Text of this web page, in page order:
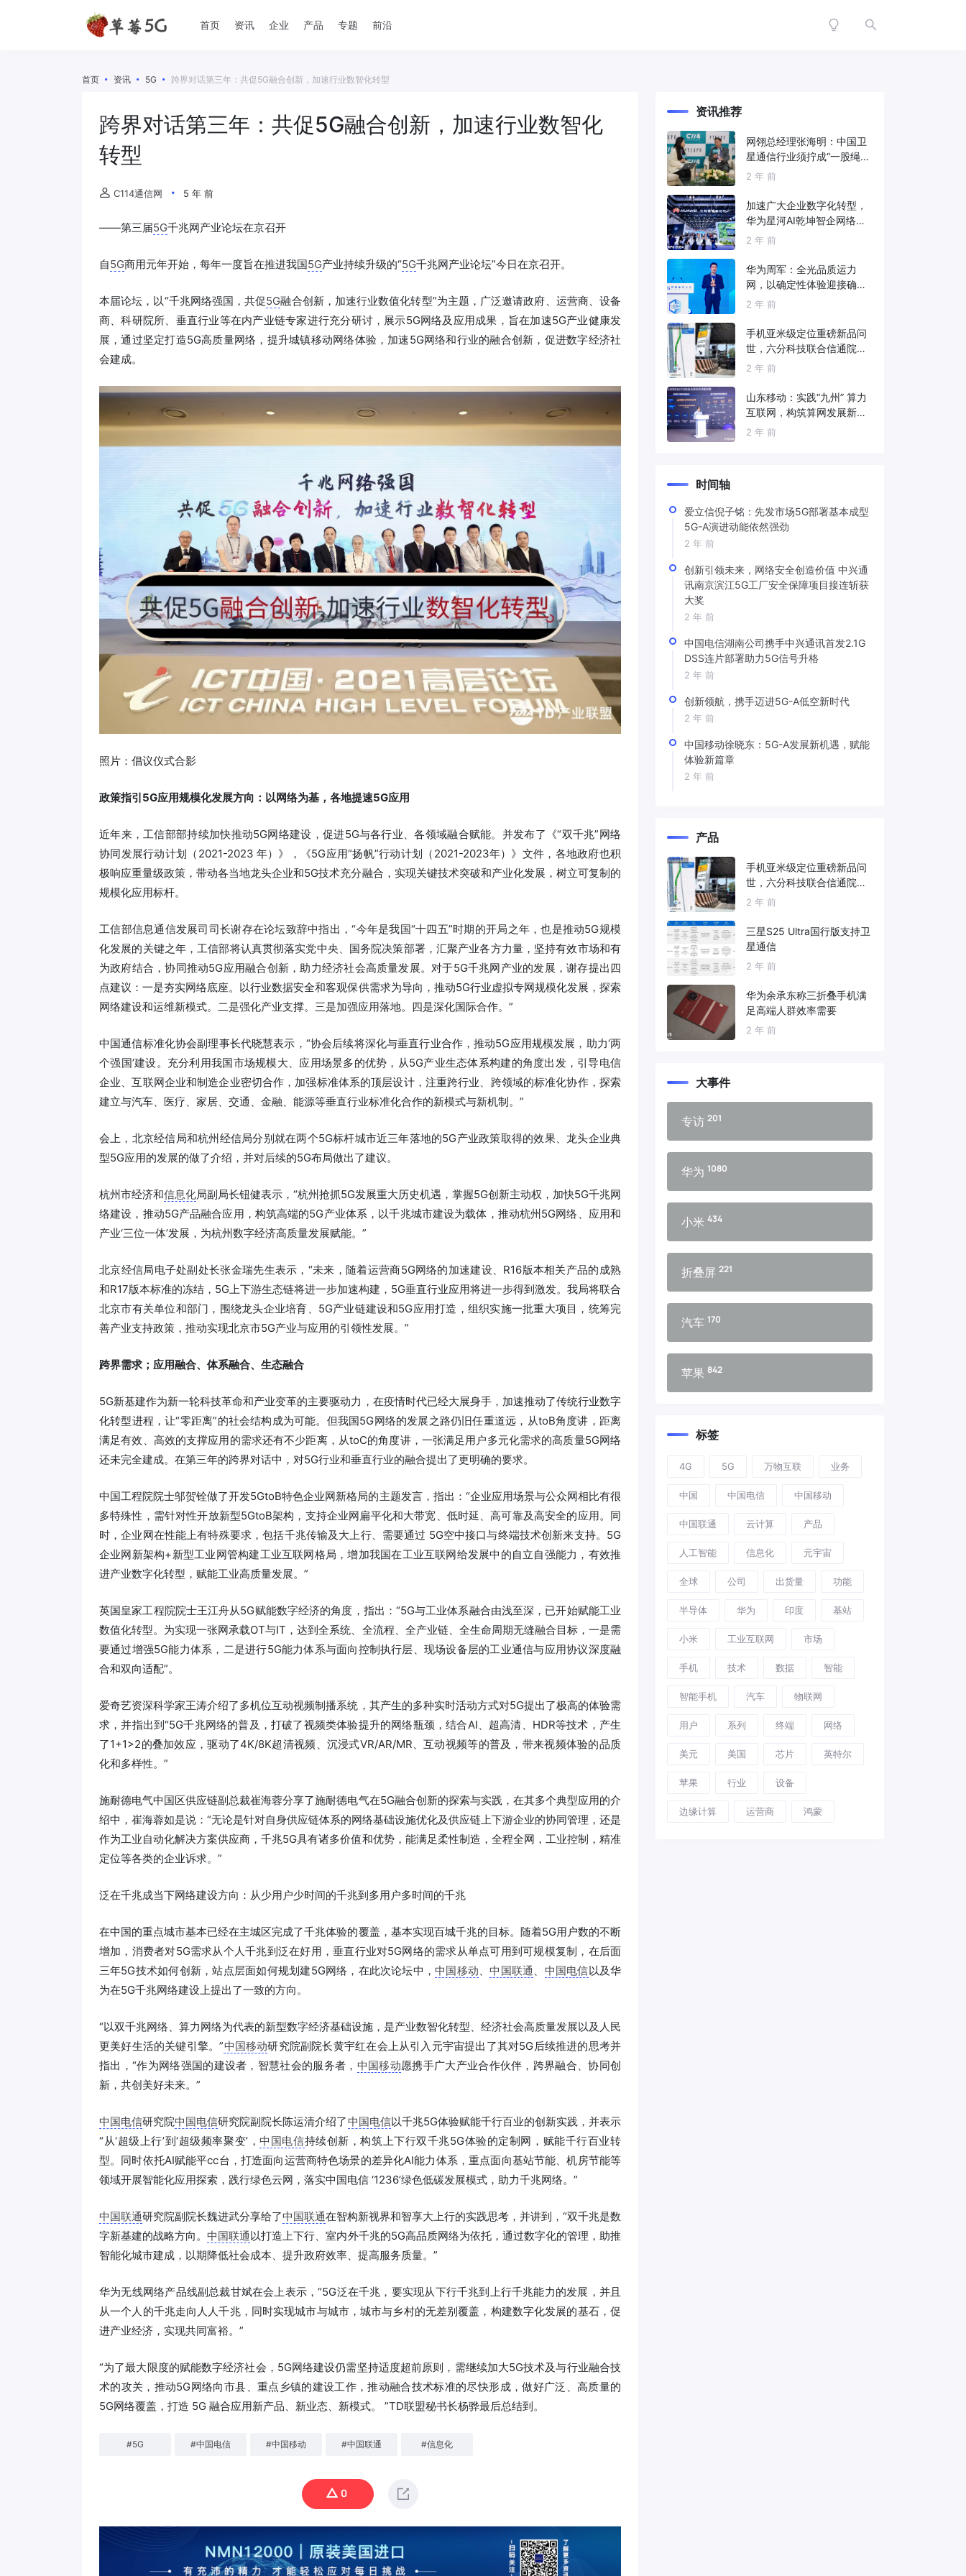
首页 资讯 企业 产品 专题 前沿
首页 资讯 5G 跨界对话第三年：共促5G融合创新，加速行业数智化转型
跨界对话第三年：共促5G融合创新，加速行业数智化
转型
C114通信网 5 年 前
——第三届5G千兆网产业论坛在京召开
自5G商用元年开始，每年一度旨在推进我国5G产业持续升级的“5G千兆网产业论坛”今日在京召开。
本届论坛，以“千兆网络强国，共促5G融合创新，加速行业数值化转型”为主题，广泛邀请政府、运营商、设备
商、科研院所、垂直行业等在内产业链专家进行充分研讨，展示5G网络及应用成果，旨在加速5G产业健康发
展，通过坚定打造5G高质量网络，提升城镇移动网络体验，加速5G网络和行业的融合创新，促进数字经济社
会建成。
照片：倡议仪式合影
政策指引5G应用规模化发展方向：以网络为基，各地提速5G应用
近年来，工信部部持续加快推动5G网络建设，促进5G与各行业、各领域融合赋能。并发布了《“双千兆”网络
协同发展行动计划（2021-2023 年）》，《5G应用“扬帆”行动计划（2021-2023年）》文件，各地政府也积
极响应重量级政策，带动各当地龙头企业和5G技术充分融合，实现关键技术突破和产业化发展，树立可复制的
规模化应用标杆。
工信部信息通信发展司司长谢存在论坛致辞中指出，“今年是我国“十四五”时期的开局之年，也是推动5G规模
化发展的关键之年，工信部将认真贯彻落实党中央、国务院决策部署，汇聚产业各方力量，坚持有效市场和有
为政府结合，协同推动5G应用融合创新，助力经济社会高质量发展。对于5G千兆网产业的发展，谢存提出四
点建议：一是夯实网络底座。以行业数据安全和客观保供需求为导向，推动5G行业虚拟专网规模化发展，探索
网络建设和运维新模式。二是强化产业支撑。三是加强应用落地。四是深化国际合作。”
中国通信标准化协会副理事长代晓慧表示，“协会后续将深化与垂直行业合作，推动5G应用规模发展，助力‘两
个强国’建设。充分利用我国市场规模大、应用场景多的优势，从5G产业生态体系构建的角度出发，引导电信
企业、互联网企业和制造企业密切合作，加强标准体系的顶层设计，注重跨行业、跨领域的标准化协作，探索
建立与汽车、医疗、家居、交通、金融、能源等垂直行业标准化合作的新模式与新机制。”
会上，北京经信局和杭州经信局分别就在两个5G标杆城市近三年落地的5G产业政策取得的效果、龙头企业典
型5G应用的发展的做了介绍，并对后续的5G布局做出了建议。
杭州市经济和信息化局副局长钮健表示，“杭州抢抓5G发展重大历史机遇，掌握5G创新主动权，加快5G千兆网
络建设，推动5G产品融合应用，构筑高端的5G产业体系，以千兆城市建设为载体，推动杭州5G网络、应用和
产业‘三位一体’发展，为杭州数字经济高质量发展赋能。”
北京经信局电子处副处长张金瑞先生表示，“未来，随着运营商5G网络的加速建设、R16版本相关产品的成熟
和R17版本标准的冻结，5G上下游生态链将进一步加速构建，5G垂直行业应用将进一步得到激发。我局将联合
北京市有关单位和部门，围绕龙头企业培育、5G产业链建设和5G应用打造，组织实施一批重大项目，统筹完
善产业支持政策，推动实现北京市5G产业与应用的引领性发展。”
跨界需求；应用融合、体系融合、生态融合
5G新基建作为新一轮科技革命和产业变革的主要驱动力，在疫情时代已经大展身手，加速推动了传统行业数字
化转型进程，让“零距离”的社会结构成为可能。但我国5G网络的发展之路仍旧任重道远，从toB角度讲，距离
满足有效、高效的支撑应用的需求还有不少距离，从toC的角度讲，一张满足用户多元化需求的高质量5G网络
还未完全建成。在第三年的跨界对话中，对5G行业和垂直行业的融合提出了更明确的要求。
中国工程院院士邬贺铨做了开发5GtoB特色企业网新格局的主题发言，指出：“企业应用场景与公众网相比有很
多特殊性，需针对性开放新型5GtoB架构，支持企业网扁平化和大带宽、低时延、高可靠及高安全的应用。同
时，企业网在性能上有特殊要求，包括千兆传输及大上行、需要通过 5G空中接口与终端技术创新来支持。5G
企业网新架构+新型工业网管构建工业互联网格局，增加我国在工业互联网给发展中的自立自强能力，有效推
进产业数字化转型，赋能工业高质量发展。”
英国皇家工程院院士王江舟从5G赋能数字经济的角度，指出：“5G与工业体系融合由浅至深，已开始赋能工业
数值化转型。为实现一张网承载OT与IT，达到全系统、全流程、全产业链、全生命周期无缝融合目标，一是需
要通过增强5G能力体系，二是进行5G能力体系与面向控制执行层、现场设备层的工业通信与应用协议深度融
合和双向适配”。
爱奇艺资深科学家王涛介绍了多机位互动视频制播系统，其产生的多种实时活动方式对5G提出了极高的体验需
求，并指出到“5G千兆网络的普及，打破了视频类体验提升的网络瓶颈，结合AI、超高清、HDR等技术，产生
了1+1>2的叠加效应，驱动了4K/8K超清视频、沉浸式VR/AR/MR、互动视频等的普及，带来视频体验的品质
化和多样性。”
施耐德电气中国区供应链副总裁崔海蓉分享了施耐德电气在5G融合创新的探索与实践，在其多个典型应用的介
绍中，崔海蓉如是说：“无论是针对自身供应链体系的网络基础设施优化及供应链上下游企业的协同管理，还是
作为工业自动化解决方案供应商，千兆5G具有诸多价值和优势，能满足柔性制造，全程全网，工业控制，精准
定位等各类的企业诉求。”
泛在千兆成当下网络建设方向：从少用户少时间的千兆到多用户多时间的千兆
在中国的重点城市基本已经在主城区完成了千兆体验的覆盖，基本实现百城千兆的目标。随着5G用户数的不断
增加，消费者对5G需求从个人千兆到泛在好用，垂直行业对5G网络的需求从单点可用到可规模复制，在后面
三年5G技术如何创新，站点层面如何规划建5G网络，在此次论坛中，中国移动、中国联通 、 中国电信以及华
为在5G千兆网络建设上提出了一致的方向。
“以双千兆网络、算力网络为代表的新型数字经济基础设施，是产业数智化转型、经济社会高质量发展以及人民
更美好生活的关键引擎。”中国移动研究院副院长黄宇红在会上从引入元宇宙提出了其对5G后续推进的思考并
指出，“作为网络强国的建设者，智慧社会的服务者， 中国移动愿携手广大产业合作伙伴，跨界融合、协同创
新，共创美好未来。”
中国电信研究院中国电信研究院副院长陈运清介绍了中国电信以千兆5G体验赋能千行百业的创新实践，并表示
“从‘超级上行’到‘超级频率聚变’，中国电信持续创新，构筑上下行双千兆5G体验的定制网，赋能千行百业转
型。同时依托AI赋能平cc台，打造面向运营商特色场景的差异化AI能力体系，重点面向基站节能、机房节能等
领域开展智能化应用探索，践行绿色云网，落实中国电信 ‘1236’绿色低碳发展模式，助力千兆网络。”
中国联通研究院副院长魏进武分享给了中国联通在智构新视界和智享大上行的实践思考，并讲到，“双千兆是数
字新基建的战略方向。中国联通以打造上下行、室内外千兆的5G高品质网络为依托，通过数字化的管理，助推
智能化城市建成，以期降低社会成本、提升政府效率、提高服务质量。”
华为无线网络产品线副总裁甘斌在会上表示，“5G泛在千兆，要实现从下行千兆到上行千兆能力的发展，并且
从一个人的千兆走向人人千兆，同时实现城市与城市，城市与乡村的无差别覆盖，构建数字化发展的基石，促
进产业经济，实现共同富裕。”
“为了最大限度的赋能数字经济社会，5G网络建设仍需坚持适度超前原则，需继续加大5G技术及与行业融合技
术的攻关，推动5G网络向市县、重点乡镇的建设工作，推动融合技术标准的尽快形成，做好广泛、高质量的
5G网络覆盖，打造 5G 融合应用新产品、新业态、新模式。 ”TD联盟秘书长杨骅最后总结到。
#5G #中国电信 #中国移动 #中国联通 #信息化
0
资讯推荐
网翎总经理张海明：中国卫
星通信行业须拧成“一股绳”
共同打造垂直产业链
2 年 前
加速广大企业数字化转型，
华为星河AI乾坤智企网络解
决方案亮相2024中国国际信
2 年 前
华为周军：全光品质运力
网，以确定性体验迎接确定
性的智能时代
2 年 前
手机亚米级定位重磅新品问
世，六分科技联合信通院发
布免费服务
2 年 前
山东移动：实践“九州” 算力
互联网，构筑算网发展新底
座
2 年 前
时间轴
爱立信倪子铭：先发市场5G部署基本成型
5G-A演进动能依然强劲
2 年 前
创新引领未来，网络安全创造价值 中兴通
讯南京滨江5G工厂安全保障项目接连斩获
大奖
2 年 前
中国电信湖南公司携手中兴通讯首发2.1G
DSS连片部署助力5G信号升格
2 年 前
创新领航，携手迈进5G-A低空新时代
2 年 前
中国移动徐晓东：5G-A发展新机遇，赋能
体验新篇章
2 年 前
产品
手机亚米级定位重磅新品问
世，六分科技联合信通院发
布免费服务
2 年 前
三星S25 Ultra国行版支持卫
星通信
2 年 前
华为余承东称三折叠手机满
足高端人群效率需要
2 年 前
大事件
专访 201
华为 1080
小米 434
折叠屏 221
汽车 170
苹果 842
标签
4G 5G 万物互联 业务
中国 中国电信 中国移动
中国联通 云计算 产品
人工智能 信息化 元宇宙
全球 公司 出货量 功能
半导体 华为 印度 基站
小米 工业互联网 市场
手机 技术 数据 智能
智能手机 汽车 物联网
用户 系列 终端 网络
美元 美国 芯片 英特尔
苹果 行业 设备
边缘计算 运营商 鸿蒙